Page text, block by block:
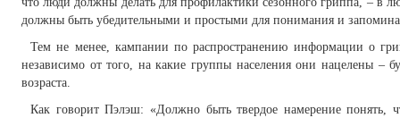
должны быть убедительными и простыми для понимания и
Тем не менее, кампании по распространению информации о
независимо от того, на какие группы населения они нацелены –
возраста.
Как говорит Пэлэш: «Должно быть твердое намерение понять,